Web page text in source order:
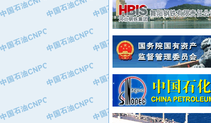
·正泰集团
·华北油田科达开发有限公司
·中石化西南石油局井下工程处
·大庆油田石油专用设备有限公司
·江苏丹化集团有限责任公司
·中核苏阀科技实业股份有限公司
·山特电子（深圳）有限公司
·常州市中兴石油化工助剂有限公司
·姜堰市三联助剂有限公司
·中国石化茂名石化分公司
·中国石油大港油田分公司
·靖江市天和泵业有限公司
·中油油气勘探软件国家工程研究中心
·西安长庆钻宇集团咸阳石化有限公司
·新疆新冠控制系统工程有限公司
·新疆安维消防设施器材有限公司